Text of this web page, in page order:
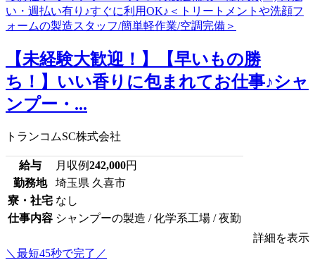
【未経験大歓迎！】【早いもの勝
ち！】いい香りに包まれてお仕事♪シャ
ンプー・...
トランコムSC株式会社
給与 月収例242,000円
勤務地
埼玉県 久喜市
寮・社宅 なし
仕事内容 シャンプーの製造 / 化学系工場 / 夜勤
詳細を表示
＼最短45秒で完了／